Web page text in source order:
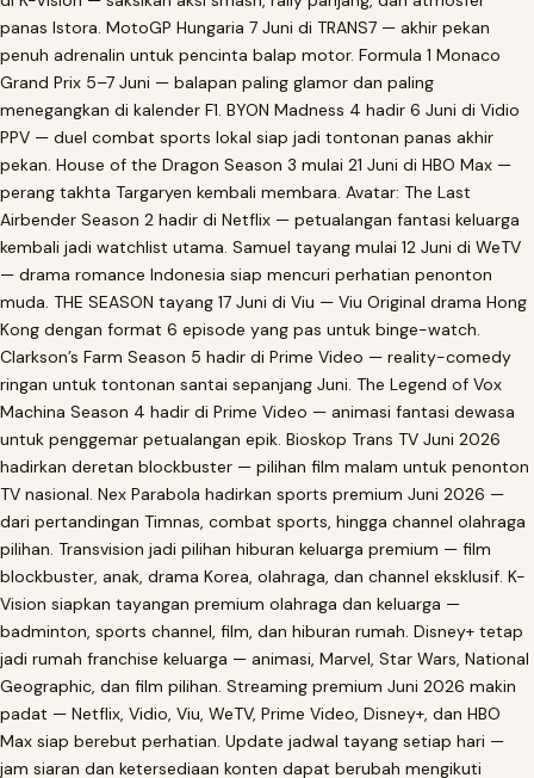
panas Istora. MotoGP Hungaria 7 Juni di TRANS7 — akhir pekan
penuh adrenalin untuk pencinta balap motor. Formula 1 Monaco
Grand Prix 5–7 Juni — balapan paling glamor dan paling
menegangkan di kalender F1. BYON Madness 4 hadir 6 Juni di Vidio
PPV — duel combat sports lokal siap jadi tontonan panas akhir
pekan. House of the Dragon Season 3 mulai 21 Juni di HBO Max —
perang takhta Targaryen kembali membara. Avatar: The Last
Airbender Season 2 hadir di Netflix — petualangan fantasi keluarga
kembali jadi watchlist utama. Samuel tayang mulai 12 Juni di WeTV
— drama romance Indonesia siap mencuri perhatian penonton
muda. THE SEASON tayang 17 Juni di Viu — Viu Original drama Hong
Kong dengan format 6 episode yang pas untuk binge-watch.
Clarkson’s Farm Season 5 hadir di Prime Video — reality-comedy
ringan untuk tontonan santai sepanjang Juni. The Legend of Vox
Machina Season 4 hadir di Prime Video — animasi fantasi dewasa
untuk penggemar petualangan epik. Bioskop Trans TV Juni 2026
hadirkan deretan blockbuster — pilihan film malam untuk penonton
TV nasional. Nex Parabola hadirkan sports premium Juni 2026 —
dari pertandingan Timnas, combat sports, hingga channel olahraga
pilihan. Transvision jadi pilihan hiburan keluarga premium — film
blockbuster, anak, drama Korea, olahraga, dan channel eksklusif. K-
Vision siapkan tayangan premium olahraga dan keluarga —
badminton, sports channel, film, dan hiburan rumah. Disney+ tetap
jadi rumah franchise keluarga — animasi, Marvel, Star Wars, National
Geographic, dan film pilihan. Streaming premium Juni 2026 makin
padat — Netflix, Vidio, Viu, WeTV, Prime Video, Disney+, dan HBO
Max siap berebut perhatian. Update jadwal tayang setiap hari —
jam siaran dan ketersediaan konten dapat berubah mengikuti